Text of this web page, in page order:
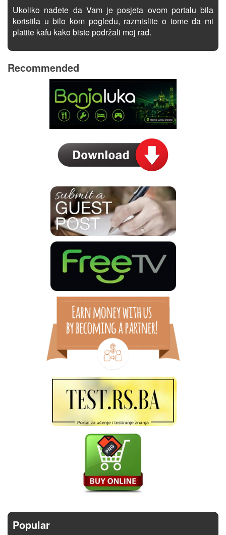
Ukoliko nađete da Vam je posjeta ovom portalu bila
koristila u bilo kom pogledu, razmislite o tome da mi
platite kafu kako biste podržali moj rad.
Recommended
Popular